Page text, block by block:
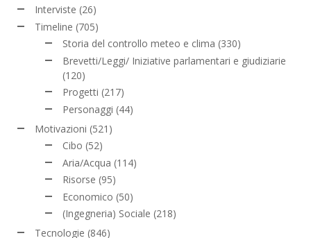
Interviste (26)
Timeline (705)
Storia del controllo meteo e clima (330)
Brevetti/Leggi/ Iniziative parlamentari e giudiziarie
(120)
Progetti (217)
Personaggi (44)
Motivazioni (521)
Cibo (52)
Aria/Acqua (114)
Risorse (95)
Economico (50)
(Ingegneria) Sociale (218)
Tecnologie (846)